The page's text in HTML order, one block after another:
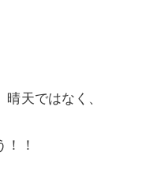
天ではなく、
！